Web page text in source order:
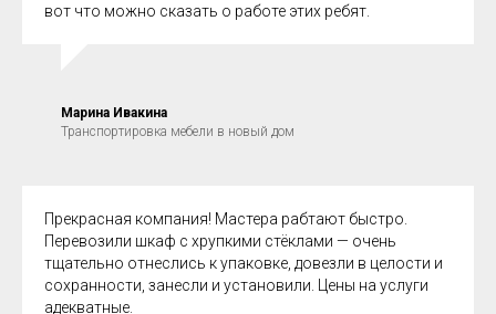
вот что можно сказать о работе этих ребят.
Марина Ивакина
Транспортировка мебели в новый дом
Прекрасная компания! Мастера рабтают быстро.
Перевозили шкаф с хрупкими стёклами — очень
тщательно отнеслись к упаковке, довезли в целости и
сохранности, занесли и установили. Цены на услуги
адекватные.